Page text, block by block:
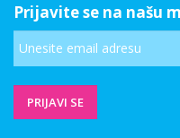
Prijavite se na našu